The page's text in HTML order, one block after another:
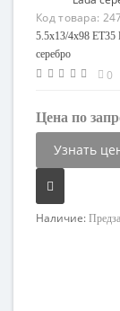
Код товара:
5.5x13/4x98 ET35
серебро
0
Цена по
Узнать
Наличие: